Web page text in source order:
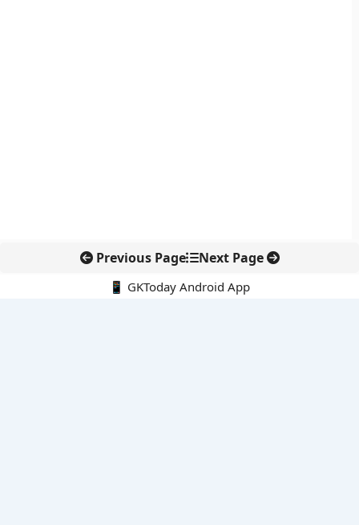
Previous Page Next Page
📱 GKToday Android App